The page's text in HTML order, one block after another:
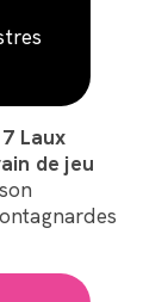
Laux
de jeu
son